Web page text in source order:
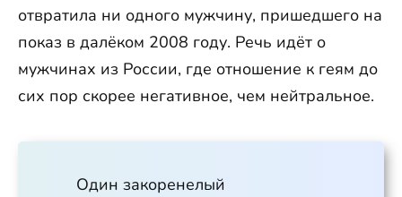
отвратила ни одного мужчину, пришедшего на
показ в далёком 2008 году. Речь идёт о
мужчинах из России, где отношение к геям до
сих пор скорее негативное, чем нейтральное.
Один закоренелый